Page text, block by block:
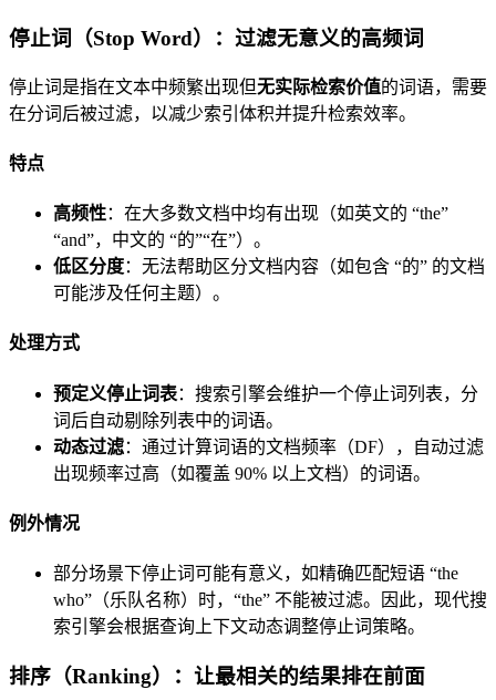
停止词（Stop Word）：过滤无意义的高频词
停止词是指在文本中频繁出现但无实际检索价值的词语，需要
在分词后被过滤，以减少索引体积并提升检索效率。
特点
高频性：在大多数文档中均有出现（如英文的 “the”
“and”，中文的 “的”“在”）。
低区分度：无法帮助区分文档内容（如包含 “的” 的文档
可能涉及任何主题）。
处理方式
预定义停止词表：搜索引擎会维护一个停止词列表，分
词后自动剔除列表中的词语。
动态过滤：通过计算词语的文档频率（DF），自动过滤
出现频率过高（如覆盖 90% 以上文档）的词语。
例外情况
部分场景下停止词可能有意义，如精确匹配短语 “the
who”（乐队名称）时，“the” 不能被过滤。因此，现代搜
索引擎会根据查询上下文动态调整停止词策略。
排序（Ranking）：让最相关的结果排在前面